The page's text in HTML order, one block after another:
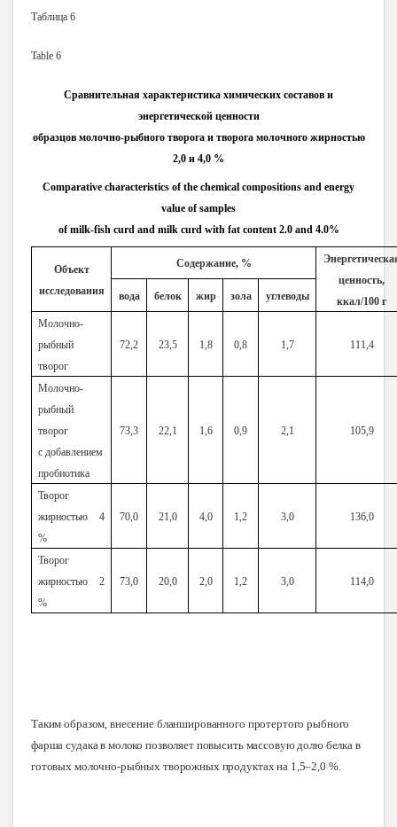
Таблица 6
Table 6
Сравнительная характеристика химических составов и
энергетической ценности
образцов молочно-рыбного творога и творога молочного жирностью
2,0 и 4,0 %
Comparative characteristics of the chemical compositions and energy
value of samples
of milk-fish curd and milk curd with fat content 2.0 and 4.0%
Объект
исследования
Содержание, %
ценность,
ккал/100 г
вода белок жир зола углеводы
Молочно-
рыбный
творог
72,2 23,5 1,8 0,8 1,7 111,4
Молочно-
рыбный
творог
с добавлением
пробиотика
73,3 22,1 1,6 0,9 2,1 105,9
Творог
жирностью 4
%
70,0 21,0 4,0 1,2 3,0 136,0
Творог
жирностью 2
%
73,0 20,0 2,0 1,2 3,0 114,0
Таким образом, внесение бланшированного протертого рыбного
фарша судака в молоко позволяет повысить массовую долю белка в
готовых молочно-рыбных творожных продуктах на 1,5–2,0 %.